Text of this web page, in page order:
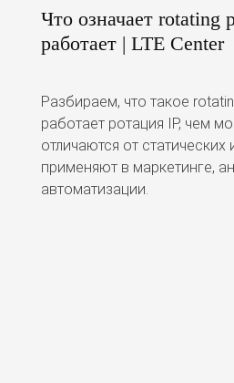
Что означает rotating
работает | LTE Center
Разбираем, что такое
работает ротация IP, чем
отличаются от статических
применяют в маркетинге,
автоматизации.